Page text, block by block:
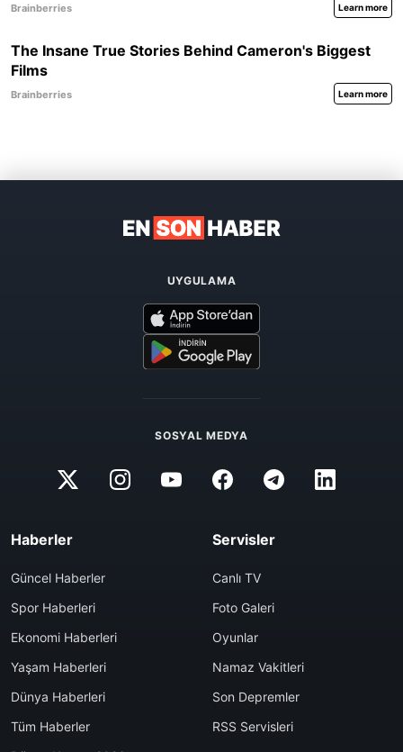
UYGULAMA
SOSYAL MEDYA
Haberler
Güncel Haberler
Spor Haberleri
Ekonomi Haberleri
Yaşam Haberleri
Dünya Haberleri
Tüm Haberler
Servisler
Canlı TV
Foto Galeri
Oyunlar
Namaz Vakitleri
Son Depremler
RSS Servisleri